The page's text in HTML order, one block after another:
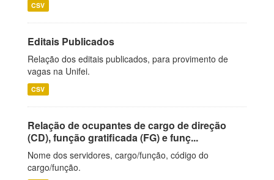
CSV
Editais Publicados
Relação dos editais publicados, para provimento de
vagas na Unifei.
CSV
Relação de ocupantes de cargo de direção
(CD), função gratificada (FG) e funç...
Nome dos servidores, cargo/função, código do
cargo/função.